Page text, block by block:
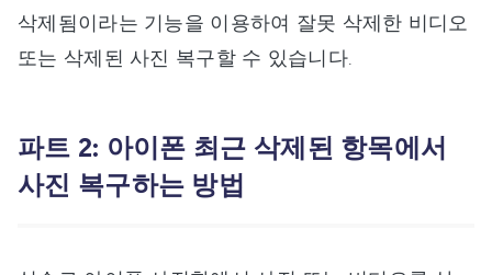
삭제됨이라는 기능을 이용하여 잘못 삭제한 비디오
또는 삭제된 사진 복구할 수 있습니다.
파트 2: 아이폰 최근 삭제된 항목에서
사진 복구하는 방법